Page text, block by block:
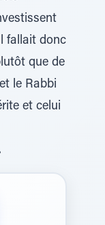
fallait donc
que de
le Rabbi
et celui